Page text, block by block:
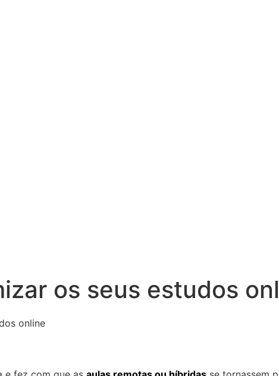
os seus estudos
online